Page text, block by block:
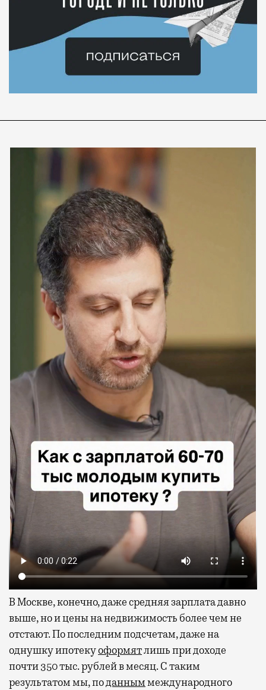
В Москве, конечно, даже средняя зарплата давно
выше, но и цены на недвижимость более чем не
отстают. По последним подсчетам, даже на
однушку ипотекуоформятлишь при доходе
почти 350 тыс. рублей в месяц. С таким
результатом мы, поданныммеждународного